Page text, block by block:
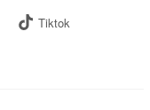
Tiktok